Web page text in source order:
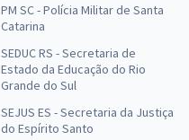
PM SC - Polícia Militar de Santa
Catarina
SEDUC RS - Secretaria de
Estado da Educação do Rio
Grande do Sul
SEJUS ES - Secretaria da Justiça
do Espírito Santo